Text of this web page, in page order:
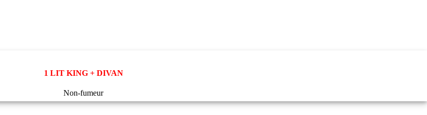
1 LIT KING + DIVAN
Non-fumeur